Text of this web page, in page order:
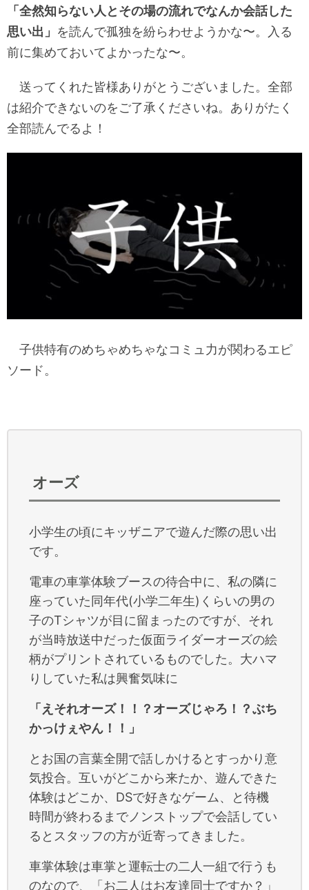
「全然知らない人とその場の流れでなんか会話した
思い出」 を読んで孤独を紛らわせようかな〜。入る
前に集めておいてよかったな〜。
送ってくれた皆様ありがとうございました。全部
は紹介できないのをご了承くださいね。ありがたく
全部読んでるよ！
子供特有のめちゃめちゃなコミュ力が関わるエピ
ソード。
オーズ
小学生の頃にキッザニアで遊んだ際の思い出
です。
電車の車掌体験ブースの待合中に、私の隣に
座っていた同年代(小学二年生)くらいの男の
子のTシャツが目に留まったのですが、それ
が当時放送中だった仮面ライダーオーズの絵
柄がプリントされているものでした。大ハマ
りしていた私は興奮気味に
「えそれオーズ！！？オーズじゃろ！？ぶち
かっけぇやん！！」
とお国の言葉全開で話しかけるとすっかり意
気投合。互いがどこから来たか、遊んできた
体験はどこか、DSで好きなゲーム、と待機
時間が終わるまでノンストップで会話してい
るとスタッフの方が近寄ってきました。
車掌体験は車掌と運転士の二人一組で行うも
のなので、「お二人はお友達同士ですか？」